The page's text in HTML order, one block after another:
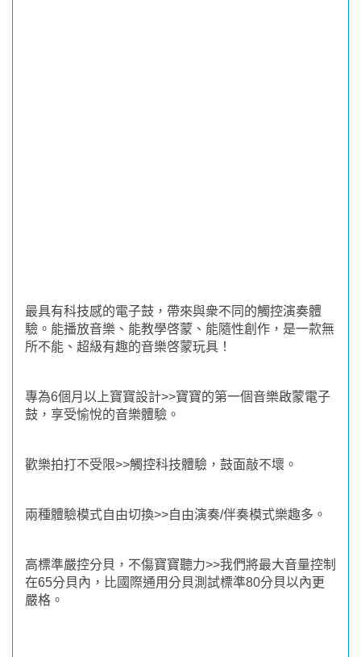
最具有科技感的電子鼓，帶來與衆不同的觸控演奏體
驗。能播放音樂、能教學啓蒙、能隨性創作，是一款無
所不能、超級有趣的音樂啓蒙玩具！
專為6個月以上寶寶設計>>寶寶的第一個音樂啟蒙電子
鼓，享受愉悅的音樂體驗。
歡樂拍打不受限>>觸控科技體驗，鼓面敲不壞。
兩種體驗模式自由切換>>自由演奏/伴奏模式樂趣多。
高標準嚴控分貝，不傷寶寶聽力>>我們將最大音量控制
在65分貝內，比國際通用分貝測試標準80分貝以內更
嚴格。